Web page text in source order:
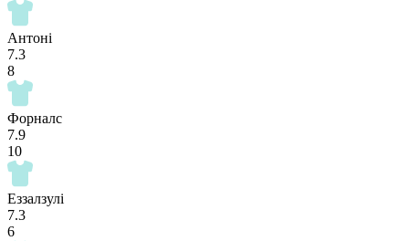
Антоні
7.3
8
Форналс
7.9
10
Еззалзулі
7.3
6